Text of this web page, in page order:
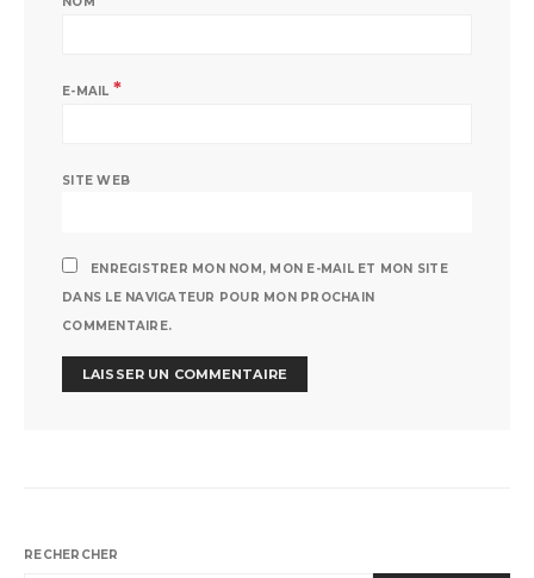
E-MAIL *
SITE WEB
ENREGISTRER MON NOM, MON E-MAIL ET MON SITE
DANS LE NAVIGATEUR POUR MON PROCHAIN
COMMENTAIRE.
RECHERCHER